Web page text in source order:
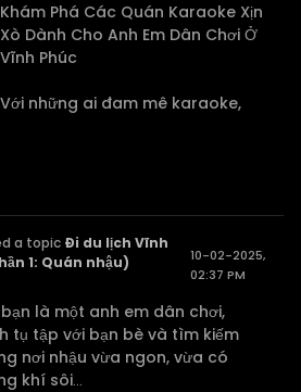
Khám Phá Các Quán Karaoke Xịn
Xò Dành Cho Anh Em Dân Chơi Ở
Vĩnh Phúc
Với những ai đam mê karaoke,
a topic Đi du lịch Vĩnh
1: Quán nhậu)
10-02-2025,
02:37 PM
bạn là một anh em dân chơi,
tụ tập với bạn bè và tìm kiếm
nơi nhậu vừa ngon, vừa có
khí sôi...